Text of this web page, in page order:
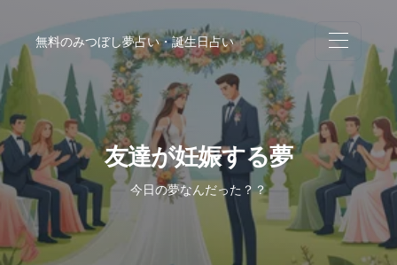
無料のみつぼし夢占い・誕生日占い
友達が妊娠する夢
今日の夢なんだった？？